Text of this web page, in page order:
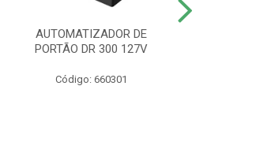
AUTOMATIZADOR DE
PORTÃO DR 300 127V
Código: 660301